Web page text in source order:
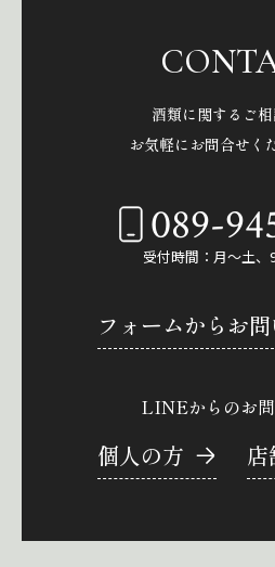
酒類に関するご相
お気軽にお問合せく
089-
受付時間：月～土、
フォームからお
LINEからのお
個人の方